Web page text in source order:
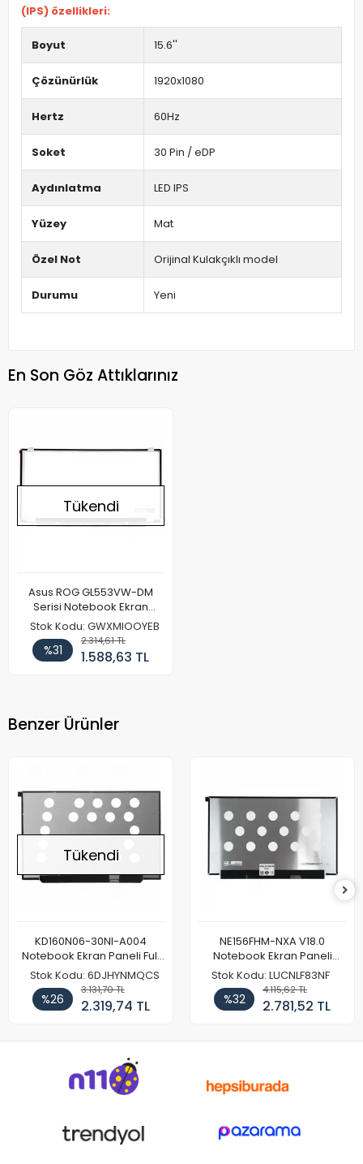
(IPS) özellikleri:
Boyut 15.6''
Çözünürlük 1920x1080
Hertz 60Hz
Soket 30 Pin / eDP
Aydınlatma LED IPS
Yüzey Mat
Özel Not Orijinal Kulakçıklı model
Durumu Yeni
En Son Göz Attıklarınız
Tükendi
Asus ROG GL553VW-DM
Serisi Notebook Ekran
Paneli (IPS)
Stok Kodu: GWXMIOOYEB
%31
2.314,61 TL
1.588,63 TL
Benzer Ürünler
Tükendi
KD160N06-30NI-A004
Notebook Ekran Paneli Full
HD
Stok Kodu: 6DJHYNMQCS
%26
3.131,70 TL
2.319,74 TL
NE156FHM-NXA V18.0
Notebook Ekran Paneli
144Hz
Stok Kodu: LUCNLF83NF
%32
4.115,62 TL
2.781,52 TL